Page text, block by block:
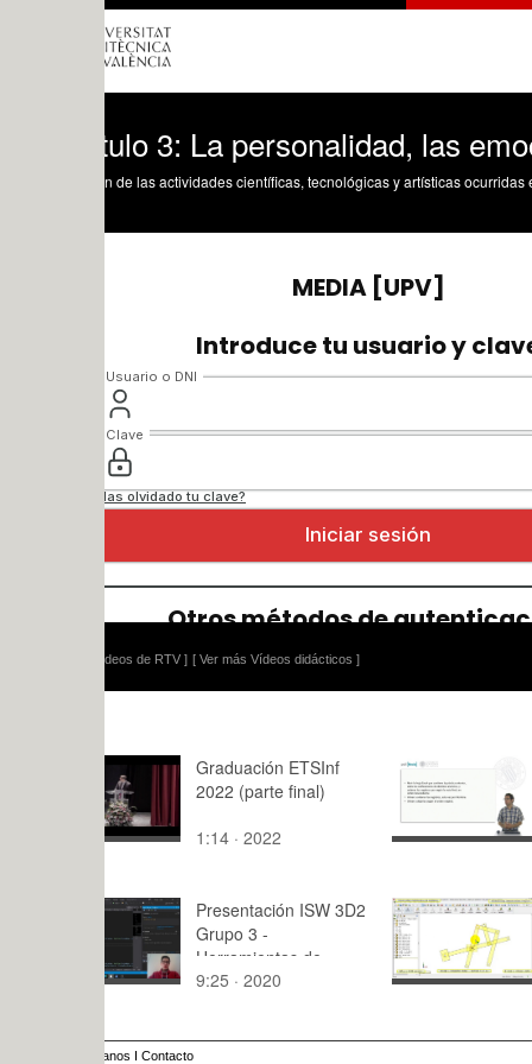
3: La personalidad, las emociones
de las actividades científicas, tecnológicas y artísticas ocurridas en los tres
[ Ver más Vídeos didácticos ]
Graduación ETSInf
2022 (parte final)
1:14 · 2022
6:43 · 2012
Presentación ISW 3D2
Grupo 3 -
Herramientas de
control de versiones
9:25 · 2020
Creación
Simulación
con
10:43 ·